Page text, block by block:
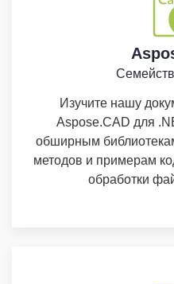
Изучите нашу
Aspose.CAD для
обширным
методов и примерам
обработки